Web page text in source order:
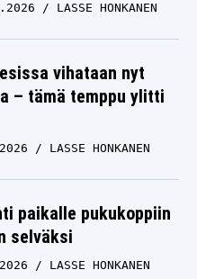
LASSE HONKANEN
vihataan nyt
– tämä temppu ylitti
LASSE HONKANEN
paikalle pukukoppiin
selväksi
LASSE HONKANEN